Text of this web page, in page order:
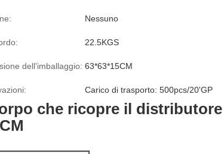
Nessuno
22.5KGS
dell'imballaggio: 63*63*15CM
Carico di trasporto: 500pcs/20'GP
che ricopre il distributore